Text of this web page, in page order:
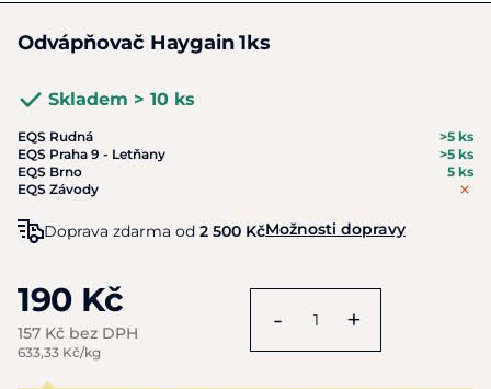
Odvápňovač Haygain 1ks
Skladem > 10 ks
EQS Rudná
>5 ks
EQS Praha 9 - Letňany
>5 ks
EQS Brno
5 ks
EQS Závody
Doprava zdarma od 2 500 KčMožnosti dopravy
190 Kč
157 Kč bez DPH
633,33 Kč/kg
- +